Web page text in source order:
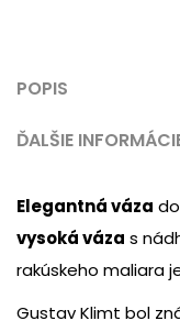
POPIS
ĎALŠIE
Elegantná váza
vysoká váza s
rakúskeho maliara
Gustav Klimt bol